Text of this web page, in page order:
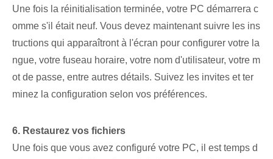
Une fois la réinitialisation terminée, votre PC démarrera c
omme s'il était neuf. Vous devez maintenant suivre les ins
tructions qui apparaîtront à l'écran pour configurer votre la
ngue, votre fuseau horaire, votre nom d'utilisateur, votre m
ot de passe, entre autres détails. Suivez les invites et ter
minez la configuration selon vos préférences.
6.⁢ Restaurez⁣ vos fichiers
Une fois que vous avez configuré votre PC, il est temps d